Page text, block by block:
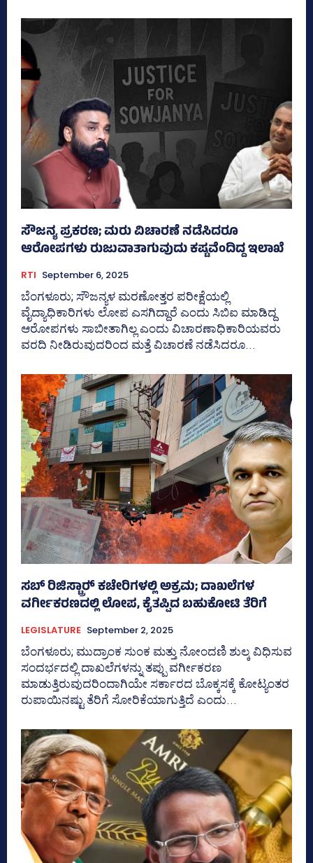
ಸೌಜನ್ಯ ಪ್ರಕರಣ; ಮರು ವಿಚಾರಣೆ ನಡೆಸಿದರೂ
ಆರೋಪಗಳು ರುಜುವಾತಾಗುವುದು ಕಷ್ಟವೆಂದಿದ್ದ ಇಲಾಖೆ
RTI September 6, 2025
ಬೆಂಗಳೂರು; ಸೌಜನ್ಯಳ ಮರಣೋತ್ತರ ಪರೀಕ್ಷೆಯಲ್ಲಿ
ವೈದ್ಯಾಧಿಕಾರಿಗಳು ಲೋಪ ಎಸಗಿದ್ದಾರೆ ಎಂದು ಸಿಬಿಐ ಮಾಡಿದ್ದ
ಆರೋಪಗಳು ಸಾಬೀತಾಗಿಲ್ಲ ಎಂದು ವಿಚಾರಣಾಧಿಕಾರಿಯವರು
ವರದಿ ನೀಡಿರುವುದರಿಂದ ಮತ್ತೆ ವಿಚಾರಣೆ ನಡೆಸಿದರೂ...
ಸಬ್‌ ರಿಜಿಸ್ಟ್ರಾರ್‍‌ ಕಚೇರಿಗಳಲ್ಲಿ ಅಕ್ರಮ; ದಾಖಲೆಗಳ
ವರ್ಗೀಕರಣದಲ್ಲಿ ಲೋಪ, ಕೈತಪ್ಪಿದ ಬಹುಕೋಟಿ ತೆರಿಗೆ
LEGISLATURE September 2, 2025
ಬೆಂಗಳೂರು; ಮುದ್ರಾಂಕ ಸುಂಕ ಮತ್ತು ನೋಂದಣಿ ಶುಲ್ಕ ವಿಧಿಸುವ
ಸಂದರ್ಭದಲ್ಲಿ ದಾಖಲೆಗಳನ್ನು ತಪ್ಪು ವರ್ಗೀಕರಣ
ಮಾಡುತ್ತಿರುವುದರಿಂದಾಗಿಯೇ ಸರ್ಕಾರದ ಬೊಕ್ಕಸಕ್ಕೆ ಕೋಟ್ಯಂತರ
ರುಪಾಯಿನಷ್ಟು ತೆರಿಗೆ ಸೋರಿಕೆಯಾಗುತ್ತಿದೆ ಎಂದು...